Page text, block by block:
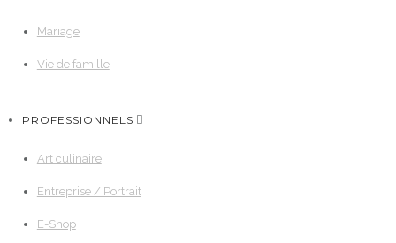
Mariage
Vie de famille
PROFESSIONNELS
Art culinaire
Entreprise / Portrait
E-Shop